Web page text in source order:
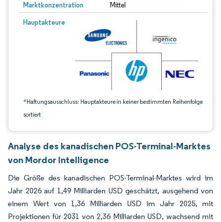
Marktkonzentration Mittel
Hauptakteure
*Haftungsausschluss: Hauptakteure in keiner bestimmten Reihenfolge
sortiert
Bild © Mordor Intelligence. Wiederverwendung erfordert Namensnennung
Analyse des kanadischen POS-Terminal-Marktes
von Mordor Intelligence
Die Größe des kanadischen POS-Terminal-Marktes wird im
Jahr 2026 auf 1,49 Milliarden USD geschätzt, ausgehend von
einem Wert von 1,36 Milliarden USD im Jahr 2025, mit
Projektionen für 2031 von 2,36 Milliarden USD, wachsend mit